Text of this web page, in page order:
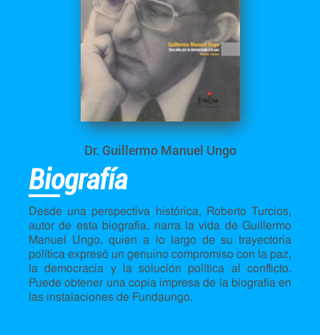
Dr. Guillermo Manuel Ungo
Biografía
Desde una perspectiva histórica, Roberto Turcios,
autor de esta biografía, narra la vida de Guillermo
Manuel Ungo, quien a lo largo de su trayectoria
política expresó un genuino compromiso con la paz,
la democracia y la solución política al conflicto.
Puede obtener una copia impresa de la biografía en
las instalaciones de Fundaungo.